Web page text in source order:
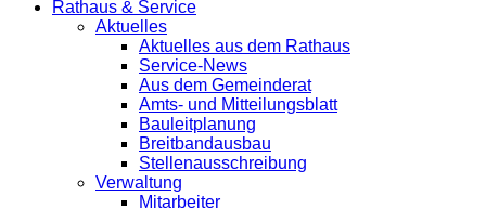
Rathaus & Service
Aktuelles
Aktuelles aus dem Rathaus
Service-News
Aus dem Gemeinderat
Amts- und Mitteilungsblatt
Bauleitplanung
Breitbandausbau
Stellenausschreibung
Verwaltung
Mitarbeiter